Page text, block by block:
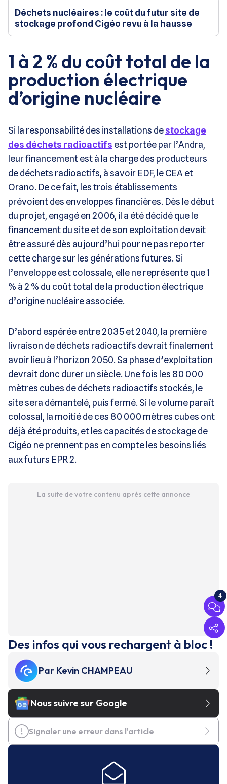
Déchets nucléaires : le coût du futur site de
stockage profond Cigéo revu à la hausse
1 à 2 % du coût total de la
production électrique
d’origine nucléaire
Si la responsabilité des installations destockage
des déchets radioactifs est portée par l’Andra,
leur financement est à la charge des producteurs
de déchets radioactifs, à savoir EDF, le CEA et
Orano. De ce fait, les trois établissements
prévoient des enveloppes financières. Dès le début
du projet, engagé en 2006, il a été décidé que le
financement du site et de son exploitation devait
être assuré dès aujourd’hui pour ne pas reporter
cette charge sur les générations futures. Si
l’enveloppe est colossale, elle ne représente que 1
% à 2 % du coût total de la production électrique
d’origine nucléaire associée.
D’abord espérée entre 2035 et 2040, la première
livraison de déchets radioactifs devrait finalement
avoir lieu à l’horizon 2050. Sa phase d’exploitation
devrait donc durer un siècle. Une fois les 80 000
mètres cubes de déchets radioactifs stockés, le
site sera démantelé, puis fermé. Si le volume paraît
colossal, la moitié de ces 80 000 mètres cubes ont
déjà été produits, et les capacités de stockage de
Cigéo ne prennent pas en compte les besoins liés
aux futurs EPR 2.
La suite de votre contenu après cette annonce
4
Des infos qui vous rechargent à bloc !
Par Kevin CHAMPEAU
Nous suivre sur Google
Signaler une erreur dans l'article